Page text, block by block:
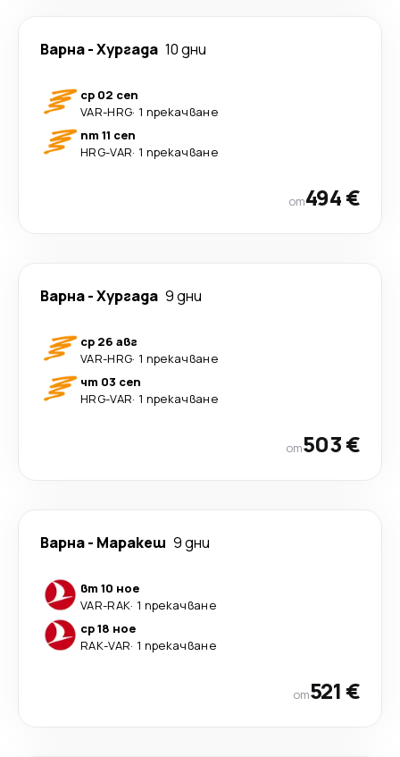
Варна-Хургада 10 дни
ср 02 сеп
VAR-HRG· 1 прекачване
пт 11 сеп
HRG-VAR· 1 прекачване
от494 €
Варна-Хургада 9 дни
ср 26 авг
VAR-HRG· 1 прекачване
чт 03 сеп
HRG-VAR· 1 прекачване
от503 €
Варна- Маракеш 9 дни
вт 10 ное
VAR-RAK· 1 прекачване
ср 18 ное
RAK-VAR· 1 прекачване
от521 €